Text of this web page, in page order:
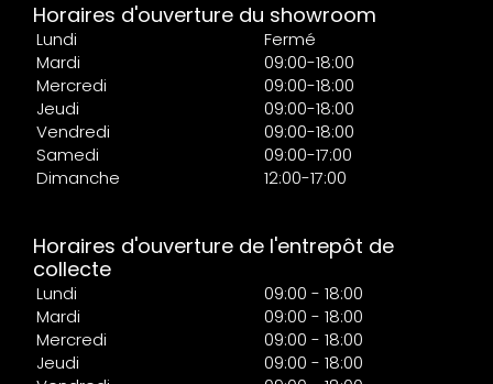
Horaires d'ouverture du showroom
Lundi
Fermé
Mardi
09:00-18:00
Mercredi
09:00-18:00
Jeudi
09:00-18:00
Vendredi
09:00-18:00
Samedi
09:00-17:00
Dimanche
12:00-17:00
Horaires d'ouverture de l'entrepôt de
collecte
Lundi
09:00 - 18:00
Mardi
09:00 - 18:00
Mercredi
09:00 - 18:00
Jeudi
09:00 - 18:00